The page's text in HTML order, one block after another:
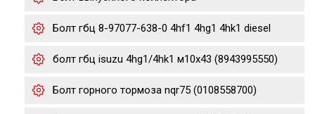
Болт гбц 8-97077-638-0 4hf1 4hg1 4hk1 diesel
болт гбц isuzu 4hg1/4hk1 м10х43 (8943995550)
Болт горного тормоза nqr75 (0108558700)